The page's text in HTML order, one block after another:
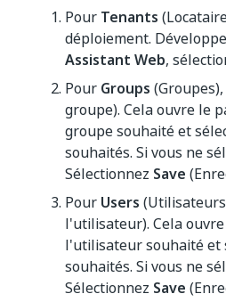
Pour Tenants
déploiement.
Assistant Web,
Pour Groups
groupe). Cela ouvre le
groupe souhaité et
souhaités. Si vous ne
Sélectionnez Save
Pour Users
l'utilisateur). Cela
l'utilisateur souhaité et
souhaités. Si vous ne
Sélectionnez Save